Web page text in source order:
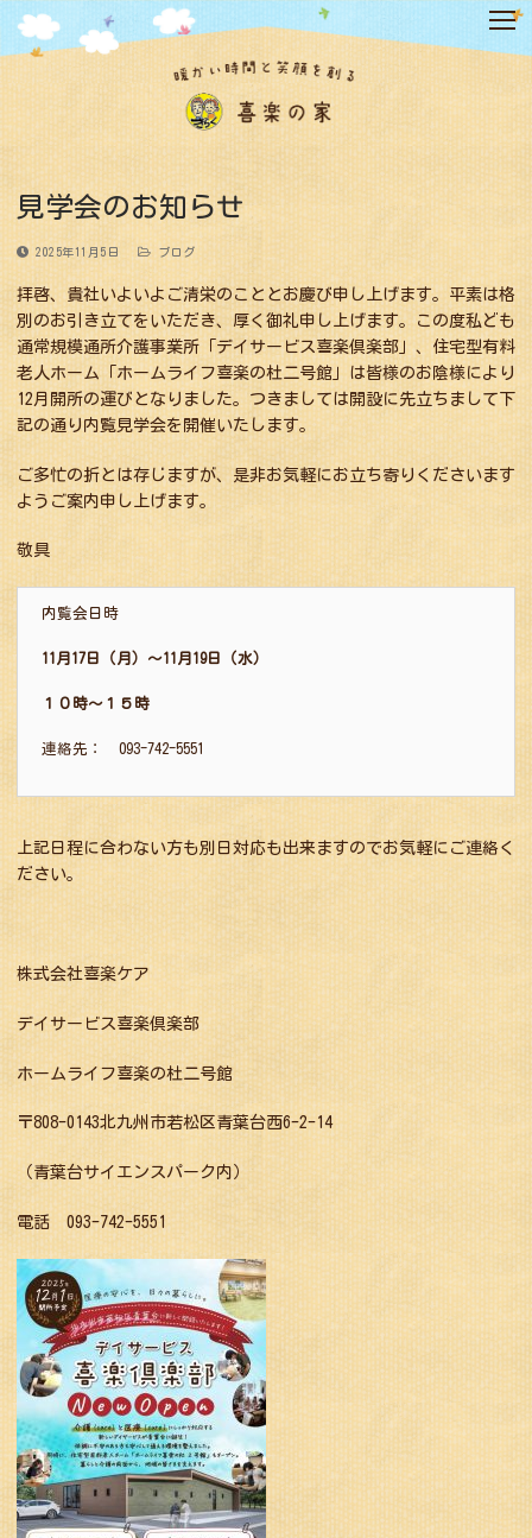
テ
ン
ツ
へ
ス
キ
ッ
プ
見学会のお知らせ
2025年11月5日 ブログ
拝啓、貴社いよいよご清栄のこととお慶び申し上げます。平素は格
別のお引き立てをいただき、厚く御礼申し上げます。この度私ども
通常規模通所介護事業所「デイサービス喜楽倶楽部」、住宅型有料
老人ホーム「ホームライフ喜楽の杜二号館」は皆様のお陰様により
12月開所の運びとなりました。つきましては開設に先立ちまして下
記の通り内覧見学会を開催いたします。
ご多忙の折とは存じますが、是非お気軽にお立ち寄りくださいます
ようご案内申し上げます。
敬具
内覧会日時
11 月17日（月）～11月19日（水）
１０時～１５時
連絡先： 093-742-5551
上記日程に合わない方も別日対応も出来ますのでお気軽にご連絡く
ださい。
株式会社喜楽ケア
デイサービス喜楽倶楽部
ホームライフ喜楽の杜二号館
〒808-0143北九州市若松区青葉台西6-2-14
（青葉台サイエンスパーク内）
電話 093-742-5551